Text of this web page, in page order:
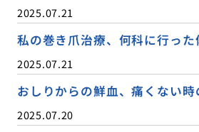
2025.07.21
私の巻き爪治療、何科に行った
2025.07.21
おしりからの鮮血、痛くない
2025.07.20